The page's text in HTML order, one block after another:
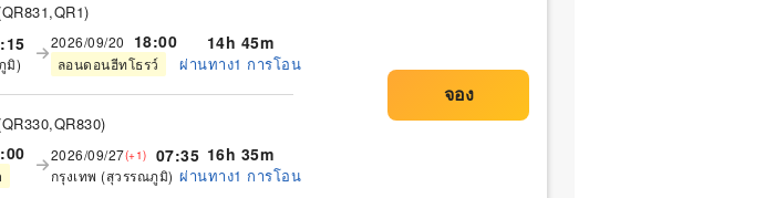
QR831,QR1)
มิ)
2026/09/20 18:00
ลอนดอนฮีทโธรว์
14h 45m
ผ่านทาง1 การโอน
QR330,QR830)
2026/09/27(+1) 07:35
กรุงเทพ (สุวรรณภูมิ)
16h 35m
ผ่านทาง1 การโอน